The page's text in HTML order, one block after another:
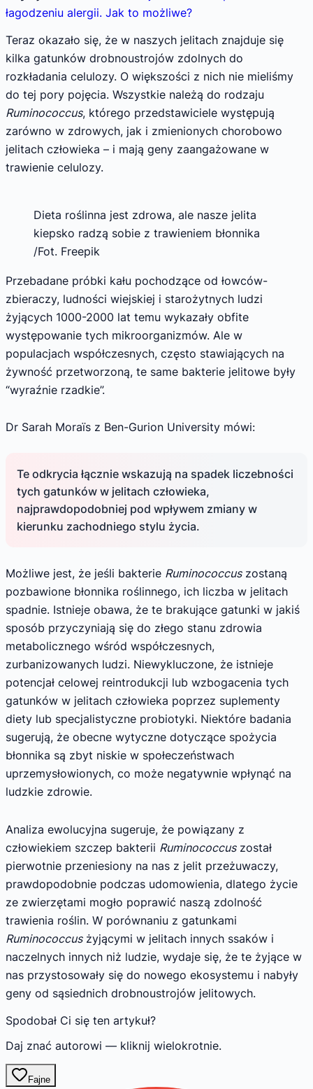
łagodzeniu alergii. Jak to możliwe?
Teraz okazało się, że w naszych jelitach znajduje się
kilka gatunków drobnoustrojów zdolnych do
rozkładania celulozy. O większości z nich nie mieliśmy
do tej pory pojęcia. Wszystkie należą do rodzaju
Ruminococcus, którego przedstawiciele występują
zarówno w zdrowych, jak i zmienionych chorobowo
jelitach człowieka – i mają geny zaangażowane w
trawienie celulozy.
Dieta roślinna jest zdrowa, ale nasze jelita
kiepsko radzą sobie z trawieniem błonnika
/Fot. Freepik
Przebadane próbki kału pochodzące od łowców-
zbieraczy, ludności wiejskiej i starożytnych ludzi
żyjących 1000-2000 lat temu wykazały obfite
występowanie tych mikroorganizmów. Ale w
populacjach współczesnych, często stawiających na
żywność przetworzoną, te same bakterie jelitowe były
“wyraźnie rzadkie”.
Dr Sarah Moraïs z Ben-Gurion University mówi:
Te odkrycia łącznie wskazują na spadek liczebności
tych gatunków w jelitach człowieka,
najprawdopodobniej pod wpływem zmiany w
kierunku zachodniego stylu życia.
Możliwe jest, że jeśli bakterie Ruminococcuszostaną
pozbawione błonnika roślinnego, ich liczba w jelitach
spadnie. Istnieje obawa, że te brakujące gatunki w jakiś
sposób przyczyniają się do złego stanu zdrowia
metabolicznego wśród współczesnych,
zurbanizowanych ludzi. Niewykluczone, że istnieje
potencjał celowej reintrodukcji lub wzbogacenia tych
gatunków w jelitach człowieka poprzez suplementy
diety lub specjalistyczne probiotyki. Niektóre badania
sugerują, że obecne wytyczne dotyczące spożycia
błonnika są zbyt niskie w społeczeństwach
uprzemysłowionych, co może negatywnie wpłynąć na
ludzkie zdrowie.
Analiza ewolucyjna sugeruje, że powiązany z
człowiekiem szczep bakterii Ruminococcuszostał
pierwotnie przeniesiony na nas z jelit przeżuwaczy,
prawdopodobnie podczas udomowienia, dlatego życie
ze zwierzętami mogło poprawić naszą zdolność
trawienia roślin. W porównaniu z gatunkami
Ruminococcusżyjącymi w jelitach innych ssaków i
naczelnych innych niż ludzie, wydaje się, że te żyjące w
nas przystosowały się do nowego ekosystemu i nabyły
geny od sąsiednich drobnoustrojów jelitowych.
Spodobał Ci się ten artykuł?
Daj znać autorowi — kliknij wielokrotnie.
Fajne